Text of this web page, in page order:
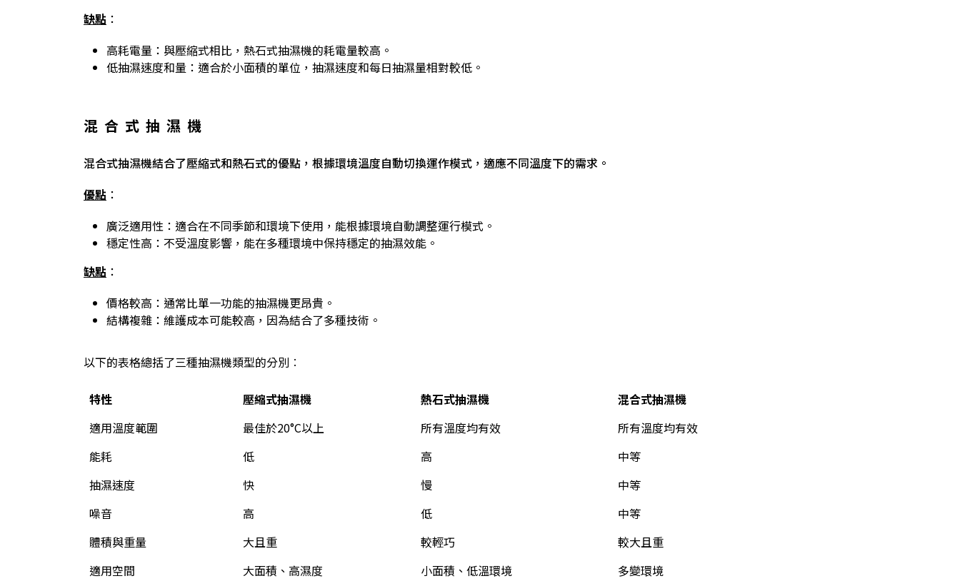
缺點 ：
高耗電量：與壓縮式相比，熱石式抽濕機的耗電量較高。
低抽濕速度和量：適合於小面積的單位，抽濕速度和每日抽濕量相對較低。
混合式抽濕機
混合式抽濕機結合了壓縮式和熱石式的優點，根據環境溫度自動切換運作模式，適應不同溫度下的需求。
優點 ：
廣泛適用性：適合在不同季節和環境下使用，能根據環境自動調整運行模式。
穩定性高：不受溫度影響，能在多種環境中保持穩定的抽濕效能。
缺點 ：
價格較高：通常比單一功能的抽濕機更昂貴。
結構複雜：維護成本可能較高，因為結合了多種技術。
以下的表格總括了三種抽濕機類型的分別︰
特性 壓縮式抽濕機 熱石式抽濕機
混合式抽濕機
適用溫度範圍
最佳於20°C以上 所有溫度均有效
所有溫度均有效
能耗
低 高
中等
抽濕速度
快 慢
中等
噪音
高 低
中等
體積與重量
大且重 較輕巧
較大且重
適用空間
大面積、高濕度 小面積、低溫環境 多變環境